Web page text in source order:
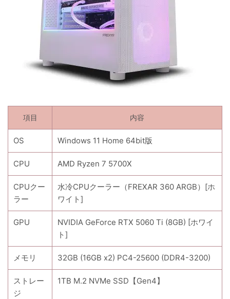
項目 内容
OS Windows 11 Home 64bit版
CPU AMD Ryzen 7 5700X
CPUクー
ラー
水冷CPUクーラー（FREXAR 360 ARGB）[ホ
ワイト]
GPU
NVIDIA GeForce RTX 5060 Ti (8GB) [ホワイ
ト]
メモリ 32GB (16GB x2) PC4-25600 (DDR4-3200)
ストレー
ジ
1TB M.2 NVMe SSD【Gen4】